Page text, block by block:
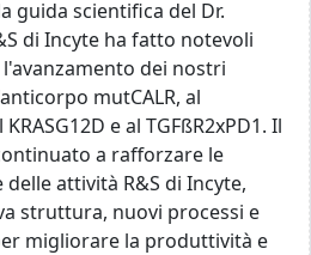
guida scientifica del Dr.
di Incyte ha fatto notevoli
dei nostri
mutCALR, al
e al TGFßR2xPD1. Il
a rafforzare le
attività R&S di Incyte,
struttura, nuovi processi e
migliorare la produttività e